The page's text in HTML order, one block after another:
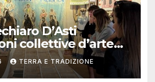
D’Asti
collettive d’arte
TERRA E TRADIZIONE